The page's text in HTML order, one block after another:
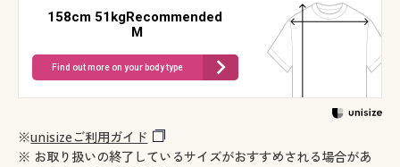
158cm 51kgRecommended
M
Find out more on your body type
※unisizeご利用ガイド
※ お取り扱いの終了しているサイズがおすすめされる場合があ